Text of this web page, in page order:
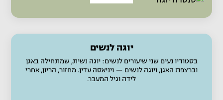
יוגה לנשים
בסטודיו נעים שני שיעורים לנשים: יוגה נשית, שמתחילה באגן
וברצפת האגן, ויוגה לנשים — ויניאסה עדין. מחזור, הריון, אחרי
לידה וגיל המעבר.